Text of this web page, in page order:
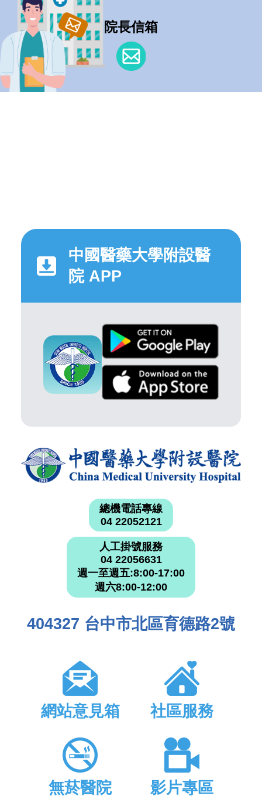
院長信箱
中國醫藥大學附設醫
院 APP
總機電話專線
04 22052121
人工掛號服務
04 22056631
週一至週五:8:00-17:00
週六8:00-12:00
404327 台中市北區育德路2號
網站意見箱 社區服務
無菸醫院 影片專區